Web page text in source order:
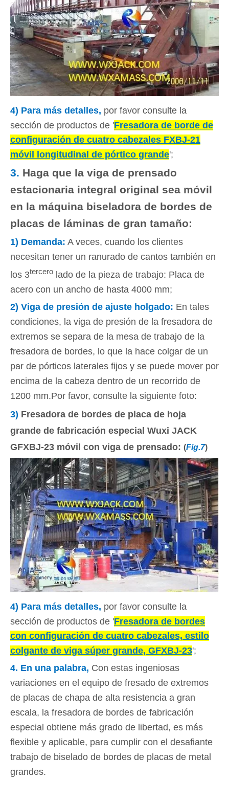
4) Para más detalles, por favor consulte la
sección de productos de 'Fresadora de borde de
configuración de cuatro cabezales FXBJ-21
móvil longitudinal de pórtico grande';
3. Haga que la viga de prensado
estacionaria integral original sea móvil
en la máquina biseladora de bordes de
placas de láminas de gran tamaño:
1) Demanda: A veces, cuando los clientes
necesitan tener un ranurado de cantos también en
los 3tercero lado de la pieza de trabajo: Placa de
acero con un ancho de hasta 4000 mm;
2) Viga de presión de ajuste holgado: En tales
condiciones, la viga de presión de la fresadora de
extremos se separa de la mesa de trabajo de la
fresadora de bordes, lo que la hace colgar de un
par de pórticos laterales fijos y se puede mover por
encima de la cabeza dentro de un recorrido de
1200 mm.Por favor, consulte la siguiente foto:
3) Fresadora de bordes de placa de hoja
grande de fabricación especial Wuxi JACK
GFXBJ-23 móvil con viga de prensado: (Fig.7)
4) Para más detalles, por favor consulte la
sección de productos de 'Fresadora de bordes
con configuración de cuatro cabezales, estilo
colgante de viga súper grande, GFXBJ-23';
4. En una palabra, Con estas ingeniosas
variaciones en el equipo de fresado de extremos
de placas de chapa de alta resistencia a gran
escala, la fresadora de bordes de fabricación
especial obtiene más grado de libertad, es más
flexible y aplicable, para cumplir con el desafiante
trabajo de biselado de bordes de placas de metal
grandes.